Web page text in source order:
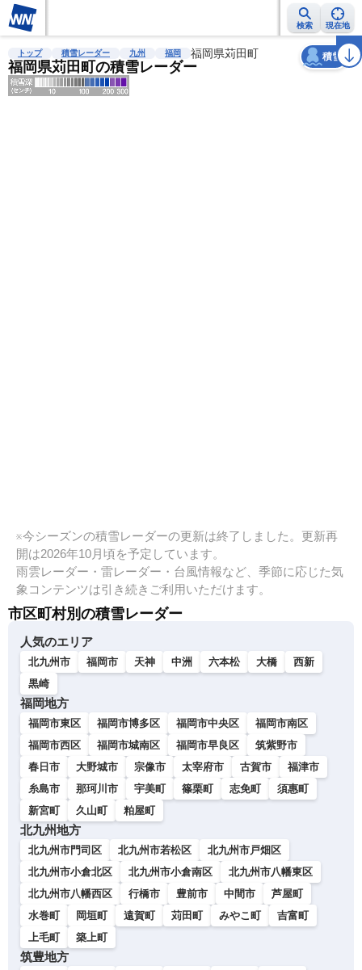
検索 現在地
雨雲レーダー 台風情報 地震情報 警報・注意報 2週間天気 ラ
トップ 積雪レーダー 九州 福岡 福岡県苅田町
福岡県苅田町の積雪レーダー
積雪
天気 台風
※今シーズンの積雪レーダーの更新は終了しました。更新再
開は2026年10月頃を予定しています。
雨雲レーダー・雷レーダー・台風情報など、季節に応じた気
象コンテンツは引き続きご利用いただけます。
市区町村別の積雪レーダー
人気のエリア
北九州市 福岡市 天神 中洲 六本松 大橋
西新
黒崎
福岡地方
福岡市東区 福岡市博多区 福岡市中央区
福岡市南区
福岡市西区
福岡市城南区 福岡市早良区
筑紫野市
春日市
大野城市 宗像市 太宰府市 古賀市
福津市
糸島市
那珂川市 宇美町 篠栗町 志免町
須惠町
新宮町
久山町 粕屋町
北九州地方
北九州市門司区 北九州市若松区
北九州市戸畑区
北九州市小倉北区
北九州市小倉南区
北九州市八幡東区
北九州市八幡西区
行橋市 豊前市 中間市
芦屋町
水巻町
岡垣町 遠賀町 苅田町 みやこ町
吉富町
上毛町
築上町
筑豊地方